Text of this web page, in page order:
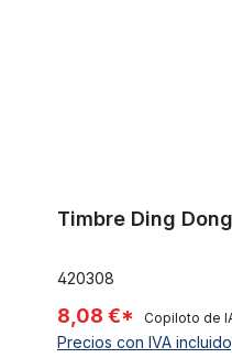
Timbre Ding
420308
8,08 €* Copiloto de
Precios con IVA